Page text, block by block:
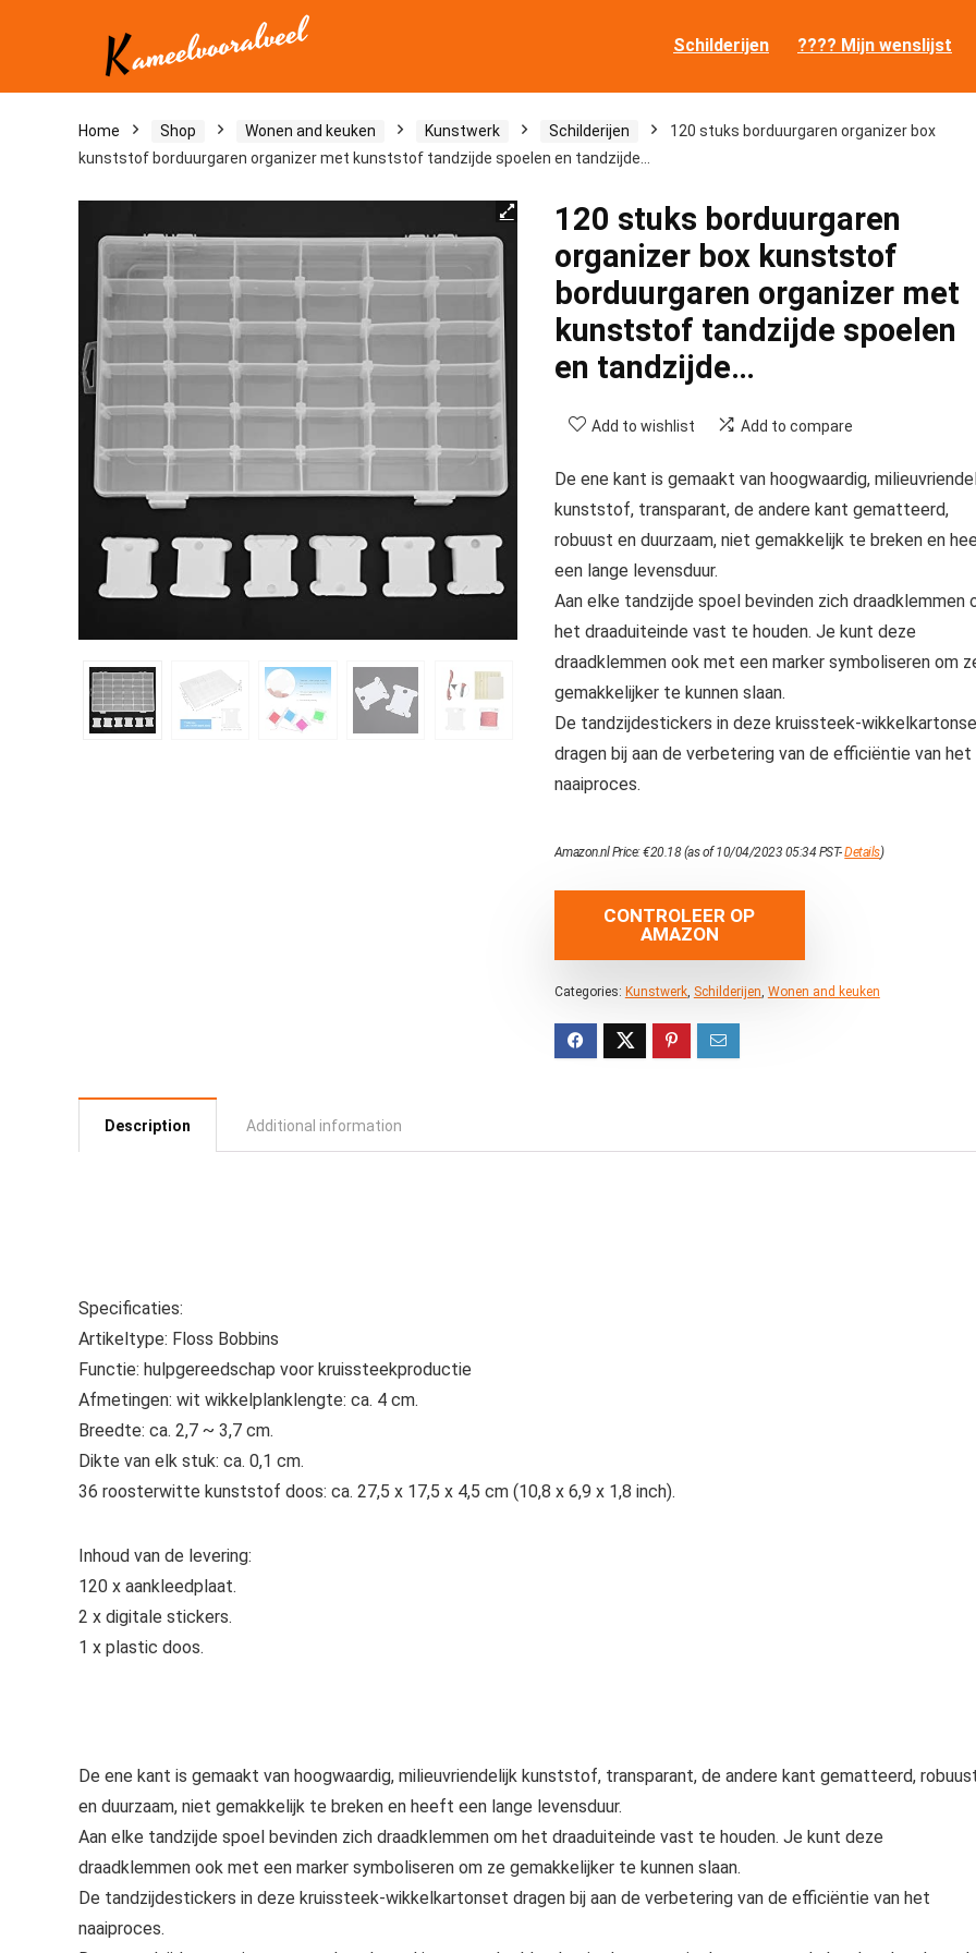
Schilderijen ???? Mijn wenslijst
Home Shop Wonen and keuken Kunstwerk Schilderijen
120 stuks borduurgaren organizer box
kunststof borduurgaren organizer met kunststof tandzijde spoelen en tandzijde…
120 stuks borduurgaren
organizer box kunststof
borduurgaren organizer met
kunststof tandzijde spoelen
en tandzijde…
Add to wishlist Add to compare
De ene kant is gemaakt van hoogwaardig,
kunststof, transparant, de andere kant gematteerd,
robuust en duurzaam, niet gemakkelijk te breken en
een lange levensduur.
Aan elke tandzijde spoel bevinden zich draadklemmen
het draaduiteinde vast te houden. Je kunt deze
draadklemmen ook met een marker symboliseren om
gemakkelijker te kunnen slaan.
De tandzijdestickers in deze kruissteek-
dragen bij aan de verbetering van de efficiëntie van het
naaiproces.
Amazon.nl Price:€20.18(as of 10/04/2023 05:34 PST-Details)
CONTROLEER OP
AMAZON
Categories: Kunstwerk, Schilderijen, Wonen and keuken
Description Additional information
Specificaties:
Artikeltype: Floss Bobbins
Functie: hulpgereedschap voor kruissteekproductie
Afmetingen: wit wikkelplanklengte: ca. 4 cm.
Breedte: ca. 2,7 ~ 3,7 cm.
Dikte van elk stuk: ca. 0,1 cm.
36 roosterwitte kunststof doos: ca. 27,5 x 17,5 x 4,5 cm (10,8 x 6,9 x 1,8 inch).
Inhoud van de levering:
120 x aankleedplaat.
2 x digitale stickers.
1 x plastic doos.
De ene kant is gemaakt van hoogwaardig, milieuvriendelijk kunststof, transparant, de andere kant gematteerd,
en duurzaam, niet gemakkelijk te breken en heeft een lange levensduur.
Aan elke tandzijde spoel bevinden zich draadklemmen om het draaduiteinde vast te houden. Je kunt deze
draadklemmen ook met een marker symboliseren om ze gemakkelijker te kunnen slaan.
De tandzijdestickers in deze kruissteek-wikkelkartonset dragen bij aan de verbetering van de efficiëntie van het
naaiproces.